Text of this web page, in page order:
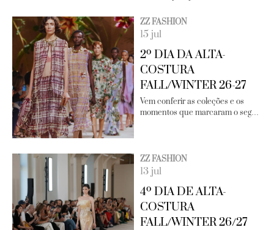
ZZ FASHION
15 jul
2º DIA DA ALTA-
COSTURA
FALL/WINTER 26-27
Vem conferir as coleções e os
momentos que marcaram o seg…
ZZ FASHION
13 jul
4º DIA DE ALTA-
COSTURA
FALL/WINTER 26/27